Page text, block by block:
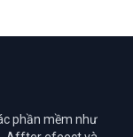
phần mềm như